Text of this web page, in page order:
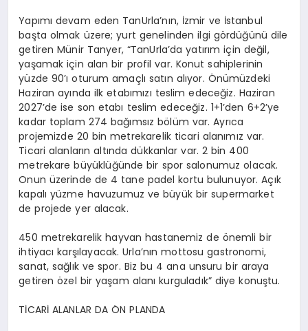
Yapımı devam eden TanUrla’nın, İzmir ve İstanbul
başta olmak üzere; yurt genelinden ilgi gördüğünü dile
getiren Münir Tanyer, “TanUrla’da yatırım için değil,
yaşamak için alan bir profil var. Konut sahiplerinin
yüzde 90’ı oturum amaçlı satın alıyor. Önümüzdeki
Haziran ayında ilk etabımızı teslim edeceğiz. Haziran
2027’de ise son etabı teslim edeceğiz. 1+1’den 6+2’ye
kadar toplam 274 bağımsız bölüm var. Ayrıca
projemizde 20 bin metrekarelik ticari alanımız var.
Ticari alanların altında dükkanlar var. 2 bin 400
metrekare büyüklüğünde bir spor salonumuz olacak.
Onun üzerinde de 4 tane padel kortu bulunuyor. Açık
kapalı yüzme havuzumuz ve büyük bir supermarket
de projede yer alacak.
450 metrekarelik hayvan hastanemiz de önemli bir
ihtiyacı karşılayacak. Urla’nın mottosu gastronomi,
sanat, sağlık ve spor. Biz bu 4 ana unsuru bir araya
getiren özel bir yaşam alanı kurguladık” diye konuştu.
TİCARİ ALANLAR DA ÖN PLANDA